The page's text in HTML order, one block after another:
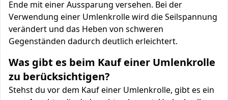
Ende mit einer Aussparung versehen. Bei der
Verwendung einer Umlenkrolle wird die Seilspannung
verändert und das Heben von schweren
Gegenständen dadurch deutlich erleichtert.
Was gibt es beim Kauf einer Umlenkrolle
zu berücksichtigen?
Stehst du vor dem Kauf einer Umlenkrolle, gibt es ein